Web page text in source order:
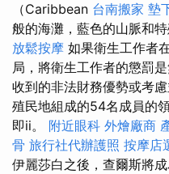
（Caribbean 台南搬家 墊
般的海灘，藍色的山脈和
放鬆按摩 如果衛生工作者
局，將衛生工作者的懲罰
收到的非法財務優勢或考
殖民地組成的54名成員的
即ii。 附近眼科 外燴廠商
骨 旅行社代辦護照 按摩店
伊麗莎白之後，查爾斯將